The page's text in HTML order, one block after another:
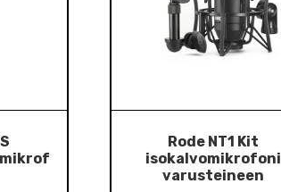
Rode NT1 Kit
isokalvomikrofoni
varusteineen